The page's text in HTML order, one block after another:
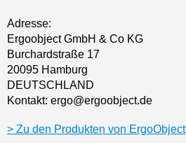
Adresse:
Ergoobject GmbH & Co KG
Burchardstraße 17
20095 Hamburg
DEUTSCHLAND
Kontakt: ergo@ergoobject.de
Zu den Produkten von ErgoObject